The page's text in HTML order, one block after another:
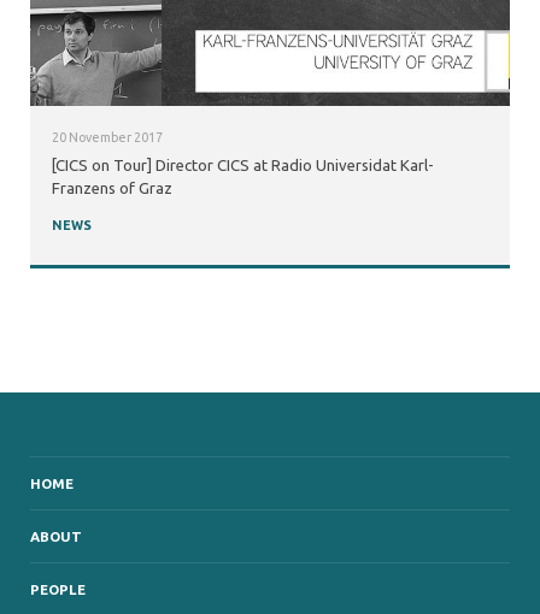
20 November 2017
[CICS on Tour] Director CICS at Radio Universidat Karl-
Franzens of Graz
NEWS
HOME
ABOUT
PEOPLE